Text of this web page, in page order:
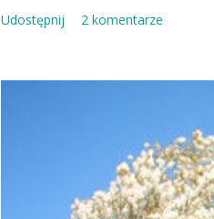
Udostępnij 2 komentarze